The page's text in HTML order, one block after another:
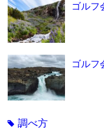
ゴルフ
ゴルフ
tag調べ方